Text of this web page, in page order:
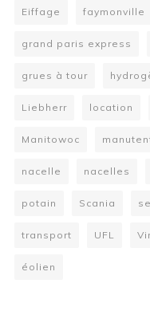
Eiffage faymonville
grand paris express
grues à tour
Liebherr location
Manitowoc
nacelle nacelles
potain Scania
transport UFL
éolien